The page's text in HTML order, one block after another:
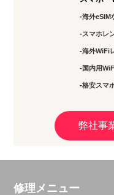
海外eSIM
スマホレ
海外WiFi
国内用
格安スマ
弊社事
修理メニュー